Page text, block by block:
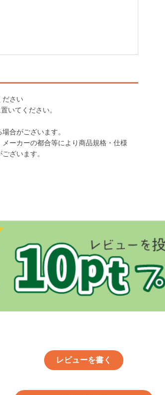
ださい
いてください。
合がございます。
ーカーの都合等により商品規格・仕様
ざいます。
レビューを書く